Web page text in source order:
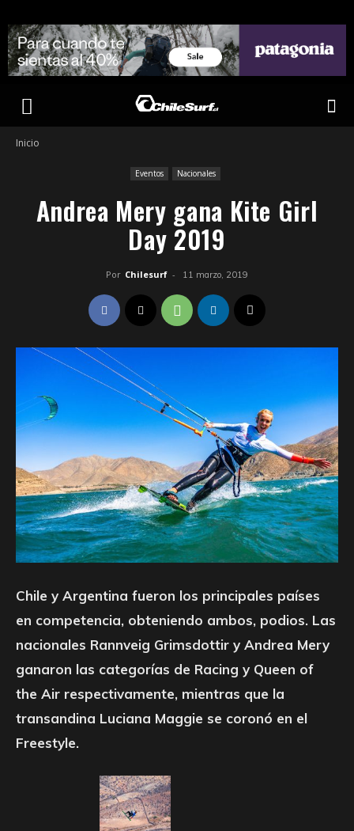
Inicio
Eventos Nacionales
Andrea Mery gana Kite Girl
Day 2019
Por Chilesurf - 11 marzo, 2019
Chile y Argentina fueron los principales países
en competencia, obteniendo ambos, podios. Las
nacionales Rannveig Grimsdottir y Andrea Mery
ganaron las categorías de Racing y Queen of
the Air respectivamente, mientras que la
transandina Luciana Maggie se coronó en el
Freestyle.